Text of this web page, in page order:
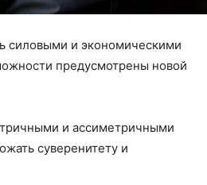
силовыми и экономическими
предусмотрены новой
и ассиметричными
суверенитету и